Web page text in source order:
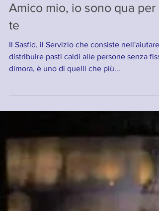
Amico mio, io sono qua per
Il Sasfid, il Servizio che consiste nell'aiutare
distribuire pasti caldi alle persone senza